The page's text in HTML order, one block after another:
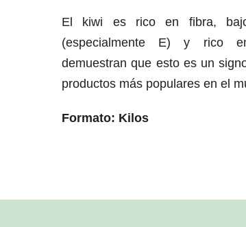
El kiwi es rico en fibra,
(especialmente E) y rico
demuestran que esto es un
productos más populares en el
Formato: Kilos